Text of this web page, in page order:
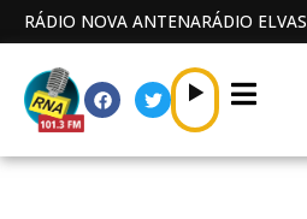
RÁDIO NOVA ANTENARÁDIO ELVAS